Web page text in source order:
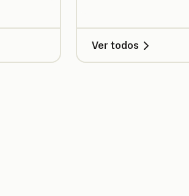
Ver todos